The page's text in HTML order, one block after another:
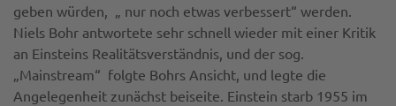
geben würden, „ nur noch etwas verbessert“ werden.
Niels Bohr antwortete sehr schnell wieder mit einer Kritik
an Einsteins Realitätsverständnis, und der sog.
„Mainstream“ folgte Bohrs Ansicht, und legte die
Angelegenheit zunächst beiseite. Einstein starb 1955 im